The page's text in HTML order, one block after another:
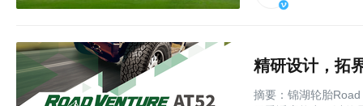
精研设计，拓
摘要：锦湖轮胎